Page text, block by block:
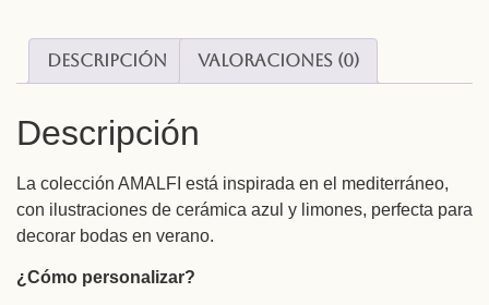
Descripción Valoraciones (0)
Descripción
La colección AMALFI está inspirada en el mediterráneo,
con ilustraciones de cerámica azul y limones, perfecta para
decorar bodas en verano.
¿Cómo personalizar?